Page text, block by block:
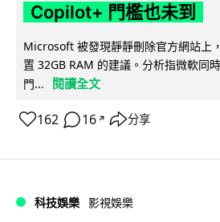
Copilot+ 門檻也未到
Microsoft 被發現靜靜刪除官方網站上
置 32GB RAM 的建議。分析指微軟同
門...
閱讀全文
162 16 ↗ 分享
科技娛樂 影視娛樂